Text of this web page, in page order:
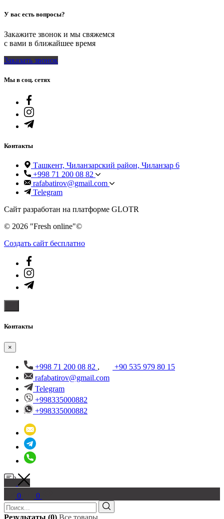
У вас есть вопросы?
Закажите звонок и мы свяжемся
с вами в ближайшее время
Заказать звонок
Мы в соц. сетях
Контакты
Ташкент, Чиланзарский район, Чиланзар 6
+998 71 200 08 82
rafabatirov@gmail.com
Telegram
Сайт разработан на платформе GLOTR
© 2026 "Fresh online"©️
Создать cайт бесплатно
Контакты
×
+998 71 200 08 82 ,
+90 535 979 80 15
rafabatirov@gmail.com
Telegram
+998335000882
+998335000882
0 0
Результаты (0) Все товары